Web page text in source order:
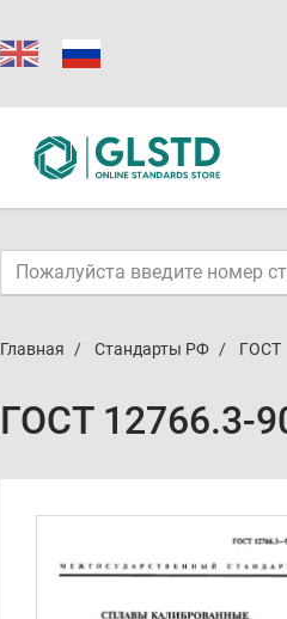
Главная Стандарты РФ ГОСТ
ГОСТ 12766.3-